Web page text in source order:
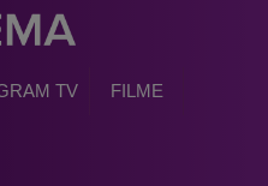
TV FILME